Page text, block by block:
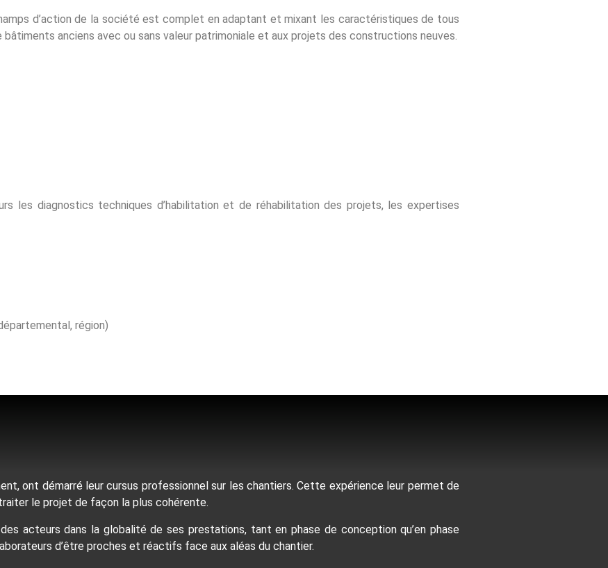
d’action de la société est complet en adaptant et mixant les caractéristiques de tous
anciens avec ou sans valeur patrimoniale et aux projets des constructions neuves.
les diagnostics techniques d’habilitation et de réhabilitation des projets, les expertises
région)
ont démarré leur cursus professionnel sur les chantiers. Cette expérience leur permet de
le projet de façon la plus cohérente.
acteurs dans la globalité de ses prestations, tant en phase de conception qu’en phase
d’être proches et réactifs face aux aléas du chantier.